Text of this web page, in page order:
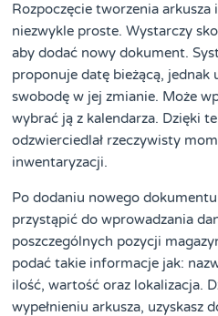
Rozpoczęcie tworzenia
niezwykle proste. Wystarczy
aby dodać nowy dokument.
proponuje datę bieżącą, jednak
swobodę w jej zmianie. Może
wybrać ją z kalendarza. Dzięki
odzwierciedlał rzeczywisty
inwentaryzacji.
Po dodaniu nowego
przystąpić do wprowadzania
poszczególnych pozycji
podać takie informacje jak:
ilość, wartość oraz lokalizacja.
wypełnieniu arkusza, uzyskasz